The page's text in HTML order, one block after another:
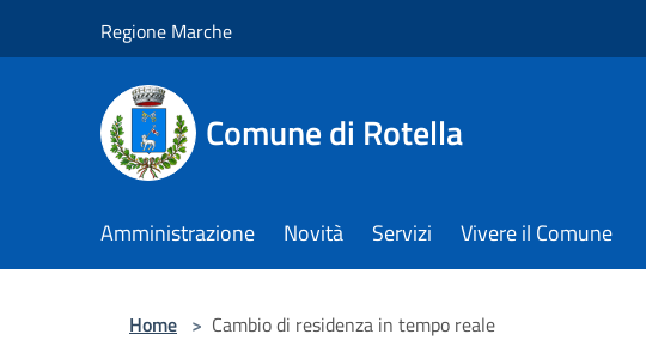
Regione Marche
Comune di Rotella
Amministrazione Novità Servizi Vivere il Comune
Home > Cambio di residenza in tempo reale